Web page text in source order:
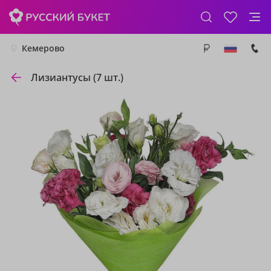
Кемерово
Лизиантусы (7 шт.)